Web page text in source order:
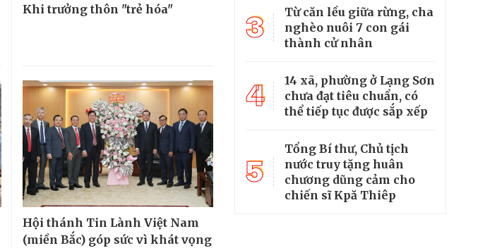
Khi trưởng thôn "trẻ hóa"
Hội thánh Tin Lành Việt Nam
(miền Bắc) góp sức vì khát vọng
3
Từ căn lều giữa rừng, cha
nghèo nuôi 7 con gái
thành cử nhân
4
14 xã, phường ở Lạng Sơn
chưa đạt tiêu chuẩn, có
thể tiếp tục được sắp xếp
5
Tổng Bí thư, Chủ tịch
nước truy tặng huân
chương dũng cảm cho
chiến sĩ Kpă Thiêp